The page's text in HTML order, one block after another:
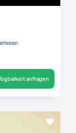
anfragen